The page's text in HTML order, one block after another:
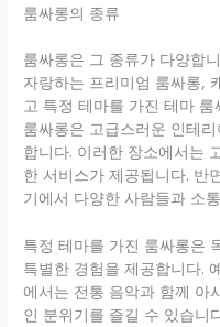
룸싸롱의 종류
룸싸롱은 그 종류가 다양합
자랑하는 프리미엄 룸싸롱,
고 특정 테마를 가진 테마
룸싸롱은 고급스러운 인테
합니다. 이러한 장소에서는
한 서비스가 제공됩니다. 반
기에서 다양한 사람들과 소
특정 테마를 가진 룸싸롱은
특별한 경험을 제공합니다.
에서는 전통 음악과 함께 아
인 분위기를 즐길 수 있습니